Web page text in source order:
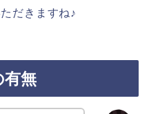
だきますね♪
有無